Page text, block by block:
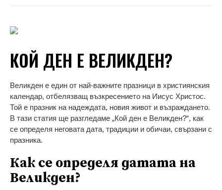
КОЙ ДЕН Е ВЕЛИКДЕН?
Великден е един от най-важните празници в християнския
календар, отбелязващ възкресението на Иисус Христос.
Той е празник на надеждата, новия живот и възраждането.
В тази статия ще разгледаме „Кой ден е Великден?“, как
се определя неговата дата, традиции и обичаи, свързани с
празника.
Как се определя датата на
Великден?